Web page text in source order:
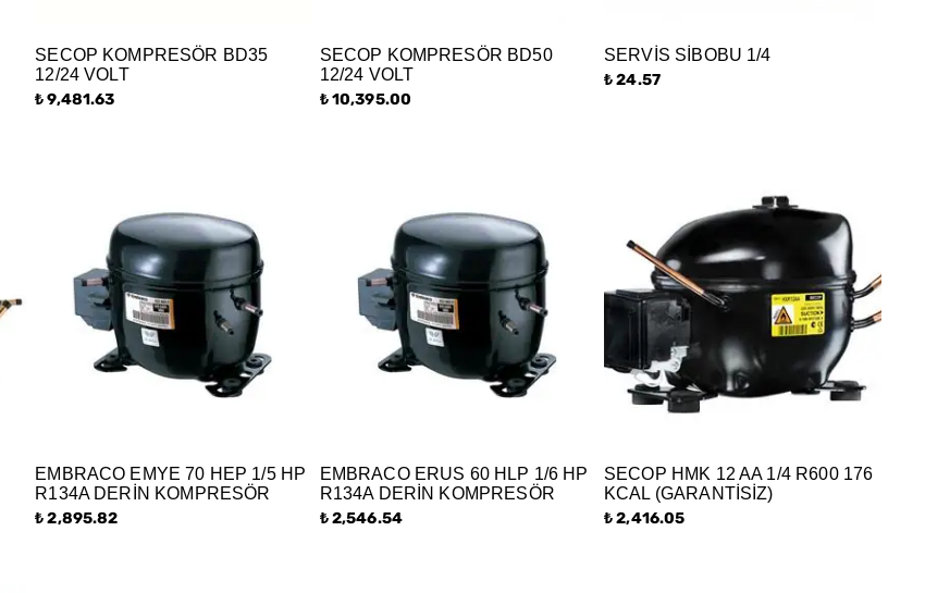
SECOP KOMPRESÖR BD35
12/24 VOLT
₺ 9,481.63
SECOP KOMPRESÖR BD50
12/24 VOLT
₺ 10,395.00
SERVİS SİBOBU 1/4
₺ 24.57
EMBRACO EMYE 70 HEP 1/5 HP
R134A DERİN KOMPRESÖR
₺ 2,895.82
EMBRACO ERUS 60 HLP 1/6 HP
R134A DERİN KOMPRESÖR
₺ 2,546.54
SECOP HMK 12 AA 1/4 R600 176
KCAL (GARANTİSİZ)
₺ 2,416.05